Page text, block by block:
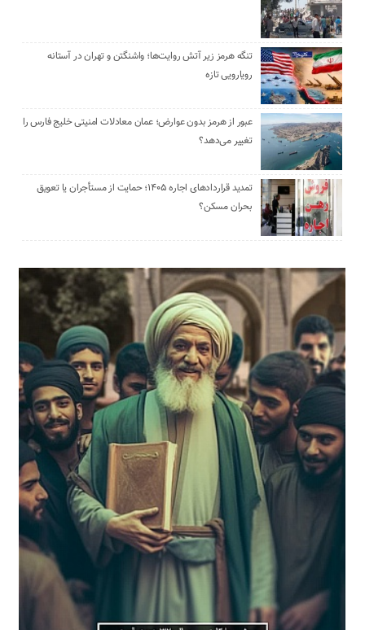
تنگه هرمز زیر آتش روایت‌ها؛ واشنگتن و تهران در آستانه
رویارویی تازه
عبور از هرمز بدون عوارض؛ عمان معادلات امنیتی خلیج فارس را
تغییر می‌دهد؟
تمدید قراردادهای اجاره ۱۴۰۵؛ حمایت از مستأجران یا تعویق
بحران مسکن؟